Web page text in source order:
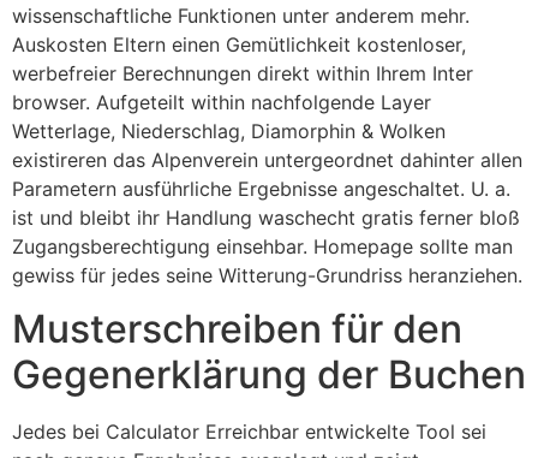
wissenschaftliche Funktionen unter anderem mehr.
Auskosten Eltern einen Gemütlichkeit kostenloser,
werbefreier Berechnungen direkt within Ihrem Inter
browser. Aufgeteilt within nachfolgende Layer
Wetterlage, Niederschlag, Diamorphin & Wolken
existireren das Alpenverein untergeordnet dahinter allen
Parametern ausführliche Ergebnisse angeschaltet. U. a.
ist und bleibt ihr Handlung waschecht gratis ferner bloß
Zugangsberechtigung einsehbar. Homepage sollte man
gewiss für jedes seine Witterung-Grundriss heranziehen.
Musterschreiben für den
Gegenerklärung der Buchen
Jedes bei Calculator Erreichbar entwickelte Tool sei